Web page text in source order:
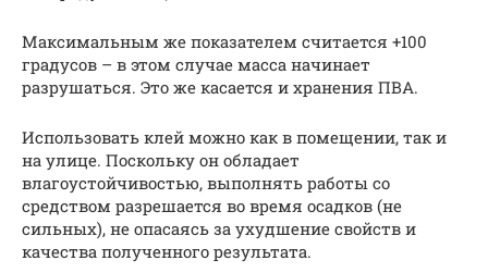
Максимальным же показателем считается +100
градусов – в этом случае масса начинает
разрушаться. Это же касается и хранения ПВА.
Использовать клей можно как в помещении, так и
на улице. Поскольку он обладает
влагоустойчивостью, выполнять работы со
средством разрешается во время осадков (не
сильных), не опасаясь за ухудшение свойств и
качества полученного результата.